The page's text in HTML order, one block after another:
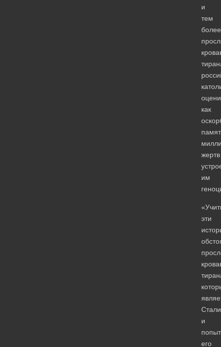
и
тем
более
как
жертв
им
эти
и
его